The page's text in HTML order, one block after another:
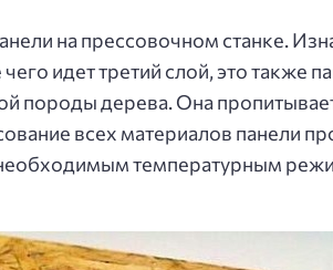
на прессовочном станке.
идет третий слой, это также
породы дерева. Она
всех материалов панели
температурным